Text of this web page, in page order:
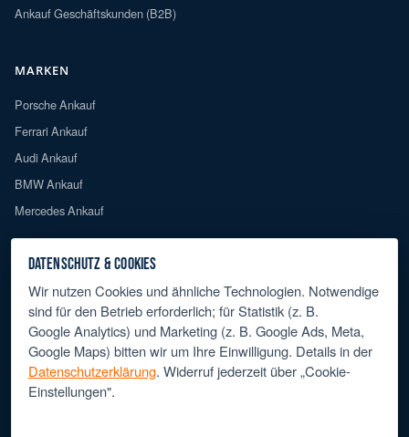
Ankauf Geschäftskunden (B2B)
MARKEN
Porsche Ankauf
Ferrari Ankauf
Audi Ankauf
BMW Ankauf
Mercedes Ankauf
RECHTLICHES
Impressum
Datenschutz
Barrierefreiheit
Cookie-Einstellungen
DATENSCHUTZ & COOKIES
Wir nutzen Cookies und ähnliche Technologien. Notwendige
sind für den Betrieb erforderlich; für Statistik (z. B.
Google Analytics) und Marketing (z. B. Google Ads, Meta,
Google Maps) bitten wir um Ihre Einwilligung. Details in der
Datenschutzerklärung. Widerruf jederzeit über „Cookie-
Einstellungen".